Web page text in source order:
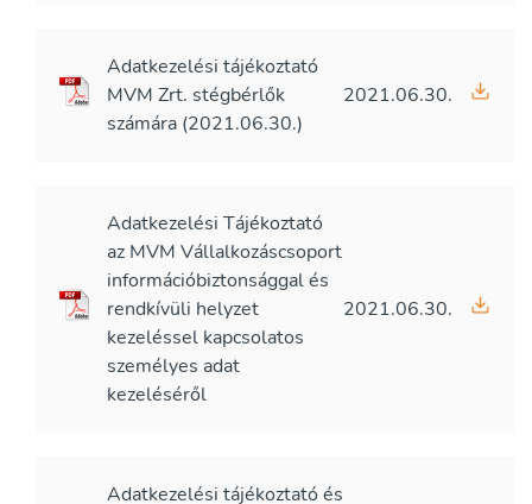
Adatkezelési tájékoztató
MVM Zrt. stégbérlők
számára (2021.06.30.)
2021.06.30.
Adatkezelési Tájékoztató
az MVM Vállalkozáscsoport
információbiztonsággal és
rendkívüli helyzet
kezeléssel kapcsolatos
személyes adat
kezeléséről
2021.06.30.
Adatkezelési tájékoztató és